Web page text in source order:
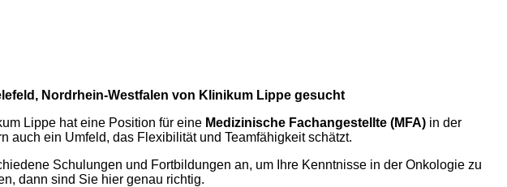
Nordrhein-Westfalen von Klinikum Lippe gesucht
Lippe hat eine Position für eine Medizinische Fachangestellte (MFA) in der
auch ein Umfeld, das Flexibilität und Teamfähigkeit schätzt.
Schulungen und Fortbildungen an, um Ihre Kenntnisse in der Onkologie zu
dann sind Sie hier genau richtig.